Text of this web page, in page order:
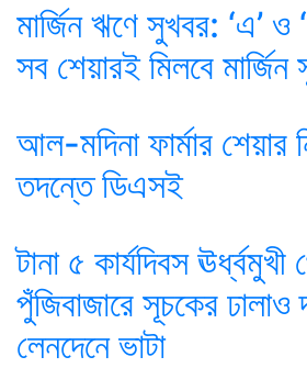
মার্জিন ঋণে সুখবর: ‘এ’ ও
সব শেয়ারই মিলবে মার্জিন
আল-মদিনা ফার্মার শেয়ার
তদন্তে ডিএসই
টানা ৫ কার্যদিবস ঊর্ধ্বমুখী
পুঁজিবাজারে সূচকের
লেনদেনে ভাটা